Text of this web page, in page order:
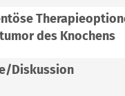
des Knochens
Diskussion